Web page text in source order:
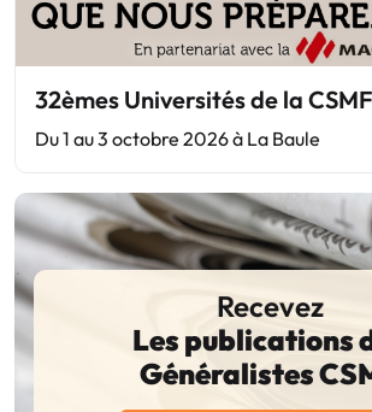
32èmes Universités de la CSMF
Du 1 au 3 octobre 2026 à La Baule
Recevez
Les publications
Généralistes